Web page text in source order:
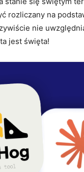
rozliczany na
nie
jest święta!